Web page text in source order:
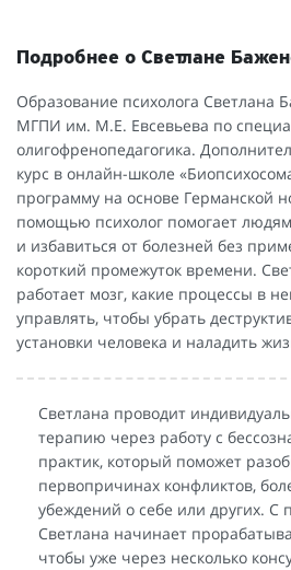
Подробнее о Светлане
Образование психолога Светлана
МГПИ им. М.Е. Евсевьева по
олигофренопедагогика.
курс в онлайн-школе
программу на основе Германской
помощью психолог помогает
и избавиться от болезней без
короткий промежуток времени.
работает мозг, какие процессы в
управлять, чтобы убрать
установки человека и наладить
Светлана проводит
терапию через работу с
практик, который поможет
первопричинах конфликтов,
убеждений о себе или других. С
Светлана начинает
чтобы уже через несколько